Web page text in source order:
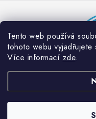
Tento web používá
tohoto webu vyjadřujete
Více informací zde.
Partner stránek: Super
Podmínky akce 2 + 1 zdarma